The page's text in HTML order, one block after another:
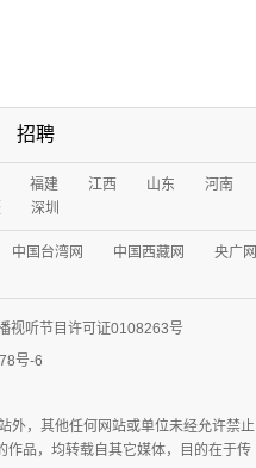
招聘
福建 江西 山东
河南
深圳
中国台湾网 中国西藏网
央广网
视听节目许可证0108263号
号-6
外，其他任何网站或单位未经允许禁止
作品，均转载自其它媒体，目的在于传